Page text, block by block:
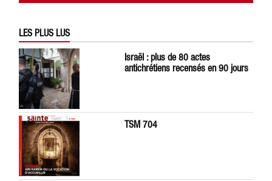
LES PLUS LUS
Israël : plus de 80 actes
antichrétiens recensés en 90 jours
TSM 704